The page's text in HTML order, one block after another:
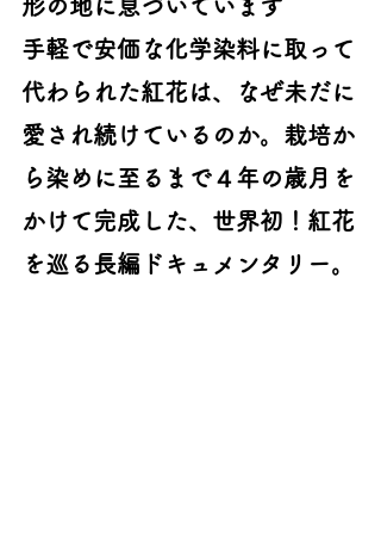
形の地に息づいています
手軽で安価な化学染料に取って
代わられた紅花は、なぜ未だに
愛され続けているのか。栽培か
ら染めに至るまで４年の歳月を
かけて完成した、世界初！紅花
を巡る長編ドキュメンタリー。